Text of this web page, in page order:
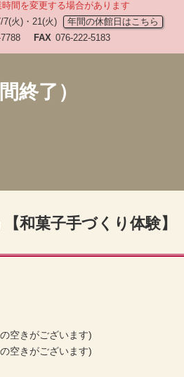
間を変更する場合があります
火)・21(火)
年間の休館日はこちら
7788 FAX 076-222-5183
終了）
和菓子手づくり体験】
きがございます)
きがございます)